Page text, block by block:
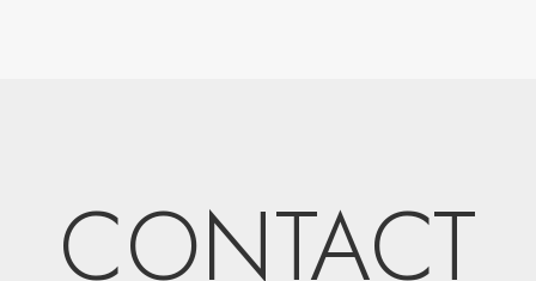
CONTACT